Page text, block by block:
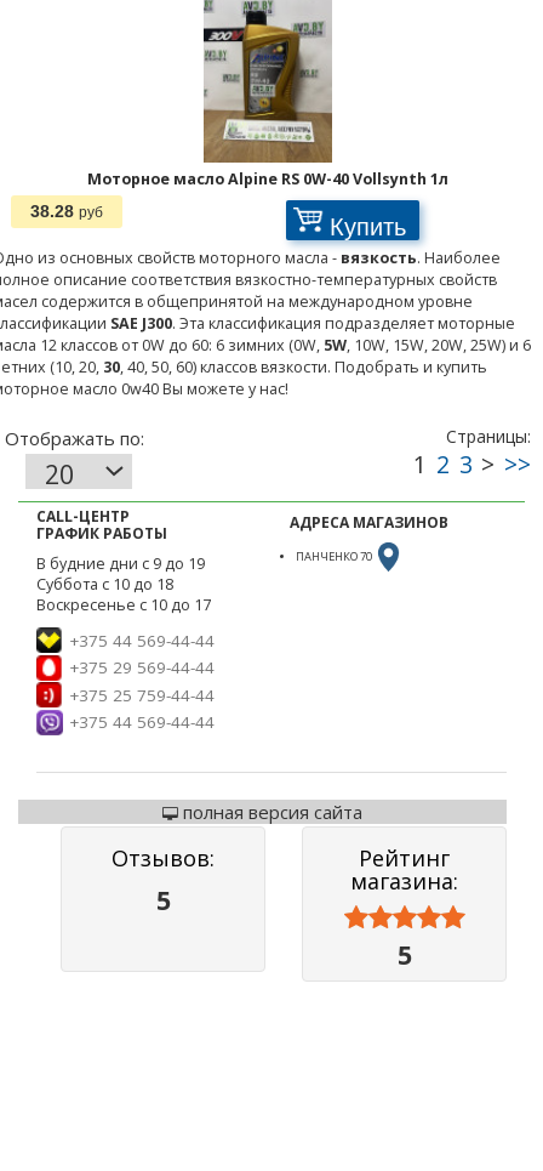
Моторное масло Alpine RS 0W-40 Vollsynth 1л
38.28 руб Купить
из основных свойств моторного масла - вязкость. Наиболее
описание соответствия вязкостно-температурных свойств
содержится в общепринятой на международном уровне
SAE J300. Эта классификация подразделяет моторные
12 классов от 0W до 60: 6 зимних (0W, 5W, 10W, 15W, 20W, 25W) и 6
(10, 20, 30, 40, 50, 60) классов вязкости. Подобрать и купить
масло 0w40 Вы можете у нас!
CALL-ЦЕНТР
ГРАФИК РАБОТЫ
В будние дни с 9 до 19
Суббота с 10 до 18
Воскресенье с 10 до 17
+375 44 569-44-44
+375 29 569-44-44
+375 25 759-44-44
+375 44 569-44-44
АДРЕСА МАГАЗИНОВ
ПАНЧЕНКО 70
полная версия сайта
Отзывов:
5
Рейтинг
магазина:



5